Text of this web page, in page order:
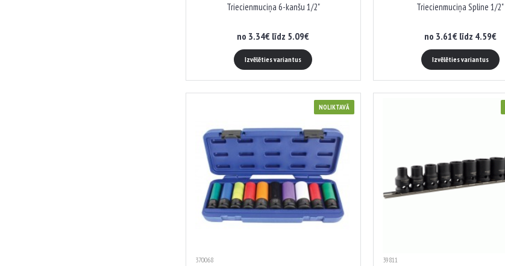
Triecienmuciņa 6-kanšu 1/2"
no 3.34€ līdz 5.09€
Izvēlēties variantus
Triecienmuciņa Spline 1/2"
no 3.61€ līdz 4.59€
Izvēlēties variantus
NOLIKTAVĀ
370068 39811